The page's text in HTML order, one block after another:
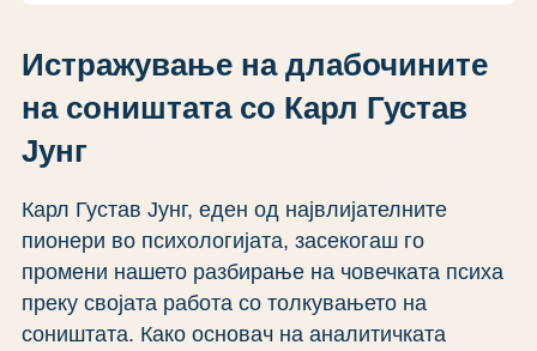
Истражување на длабочините
на соништата со Карл Густав
Јунг
Карл Густав Јунг, еден од највлијателните
пионери во психологијата, засекогаш го
промени нашето разбирање на човечката психа
преку својата работа со толкувањето на
соништата. Како основач на аналитичката